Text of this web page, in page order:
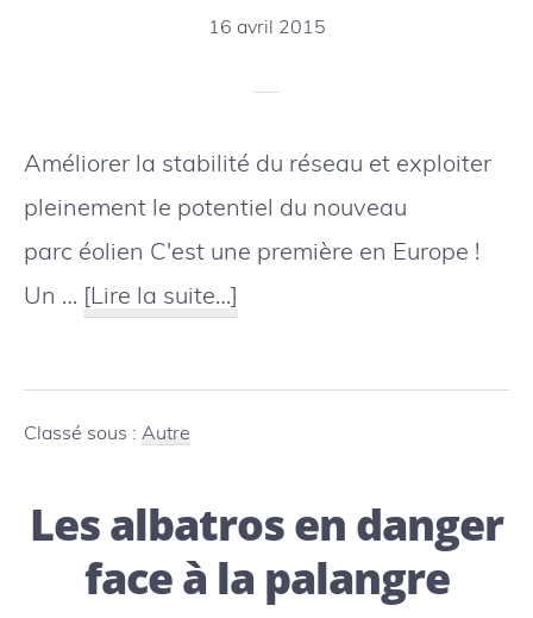
16 avril 2015
Améliorer la stabilité du réseau et exploiter
pleinement le potentiel du nouveau
parc éolien C'est une première en Europe !
Un … [Lire la suite…]
îles
ses
sources
d’énergies
Classé sous : Autre
Les albatros en danger
face à la palangre